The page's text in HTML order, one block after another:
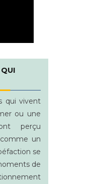
qui vivent
ou une
perçu
un
se
de